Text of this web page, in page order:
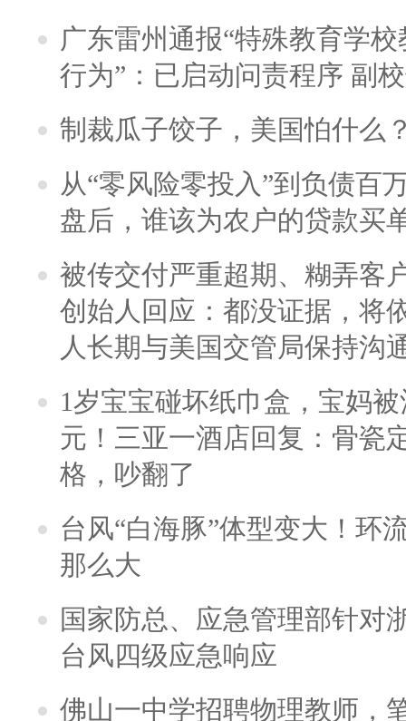
广东雷州通报“特殊教育学
行为”：已启动问责程序 副
制裁瓜子饺子，美国怕什么
从“零风险零投入”到负债百
盘后，谁该为农户的贷款买
被传交付严重超期、糊弄客
创始人回应：都没证据，将
人长期与美国交管局保持沟
1岁宝宝碰坏纸巾盒，宝妈
元！三亚一酒店回复：骨瓷
格，吵翻了
台风“白海豚”体型变大！环
那么大
国家防总、应急管理部针对
台风四级应急响应
佛山一中学招聘物理教师，